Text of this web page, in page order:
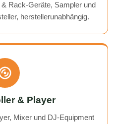
Rack-Geräte, Sampler und
herstellerunabhängig.
& Player
Mixer und DJ-Equipment